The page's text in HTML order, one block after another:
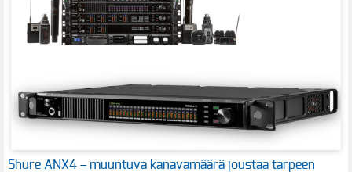
Shure ANX4 – muuntuva kanavamäärä joustaa tarpeen